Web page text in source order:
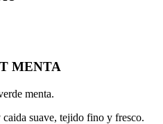
MENTA
menta.
suave, tejido fino y fresco.